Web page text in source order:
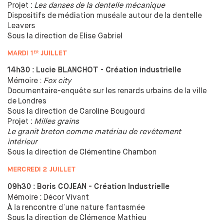
Projet : Les danses de la dentelle mécanique
Dispositifs de médiation muséale autour de la dentelle
Leavers
Sous la direction de Elise Gabriel
MARDI 1 ER JUILLET
14h30 : Lucie BLANCHOT - Création industrielle
Mémoire : Fox city
Documentaire-enquête sur les renards urbains de la ville
de Londres
Sous la direction de Caroline Bougourd
Projet : Milles grains
Le granit breton comme matériau de revêtement
intérieur
Sous la direction de Clémentine Chambon
MERCREDI 2 JUILLET
09h30 : Boris COJEAN - Création Industrielle
Mémoire : Décor Vivant
À la rencontre d’une nature fantasmée
Sous la direction de Clémence Mathieu